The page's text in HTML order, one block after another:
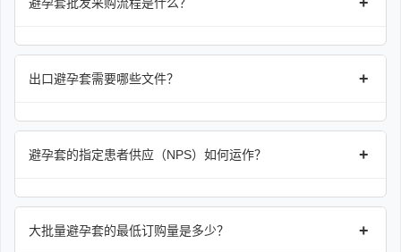
出口避孕套需要哪些文件？ +
避孕套的指定患者供应（NPS）如何运作？ +
大批量避孕套的最低订购量是多少？ +